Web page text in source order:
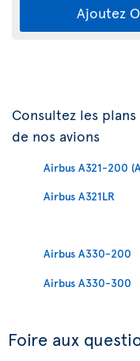
Ajoutez
Consultez les
de nos avions
Airbus A321-200
Airbus A321LR
Airbus A330-200
Airbus A330-300
Foire aux